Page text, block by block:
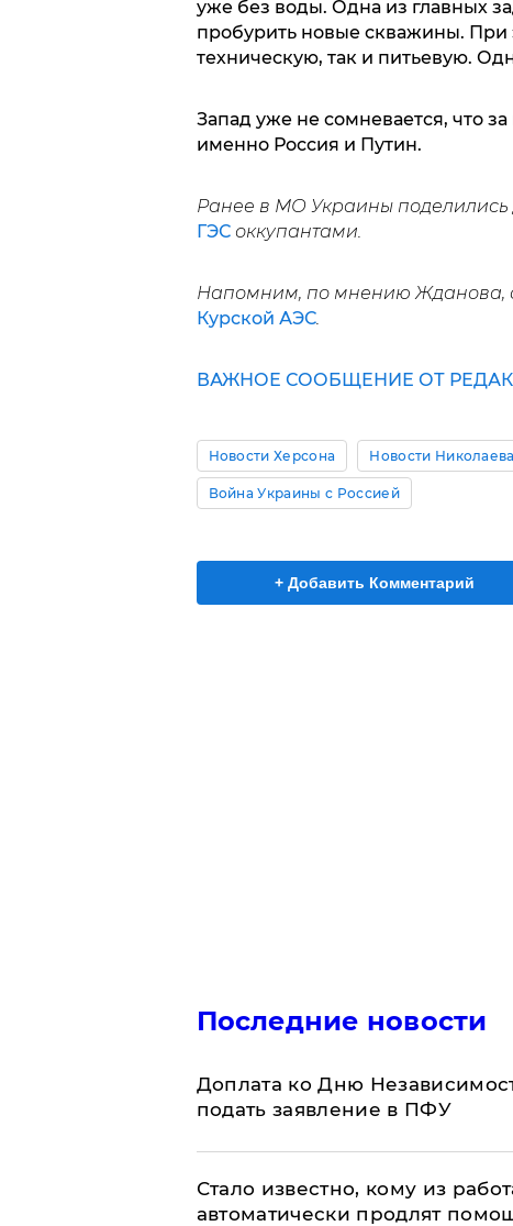
уже без воды. Одна из главных
пробурить новые скважины. При
техническую, так и питьевую.
Запад уже не сомневается, что
именно Россия и Путин.
Ранее в МО Украины
ГЭСоккупантами.
Напомним, по мнению Жданова,
Курской АЭС.
ВАЖНОЕ СООБЩЕНИЕ ОТ
Новости Херсона Новости Николаева
Война Украины с Россией
+ Добавить Комментарий
Последние новости
Доплата ко Дню
подать заявление в ПФУ
Стало известно, кому из
автоматически продлят